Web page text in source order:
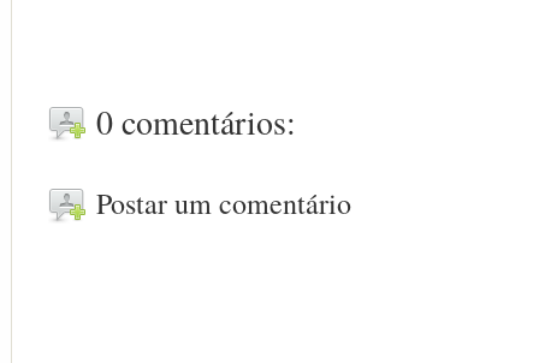
0 comentários:
Postar um comentário